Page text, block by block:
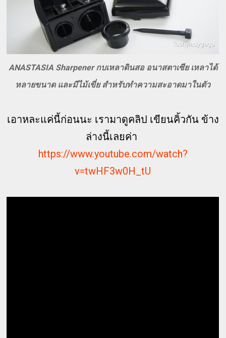
ANASTASIA Sharpener กบเหลาดินสอ อนาสตาเซีย เหลาได้
หลายขนาด และมีไม้เขี่ย สำหรับทำความสะอาดมาในตัว
เอาหละแค่นี้ก่อนนะ เรามาดูคลิป เขียนคิ้วกัน ข้าง
ล่างนี้เลยค่า
https://www.youtube.com/watch?
v=twHF3w0H_tU